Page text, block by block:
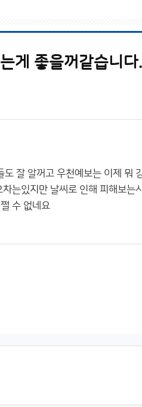
게 좋을꺼같습니다.
잘 알꺼고 우천예보는 이제 뭐
는있지만 날씨로 인해 피해보는
수 없네요